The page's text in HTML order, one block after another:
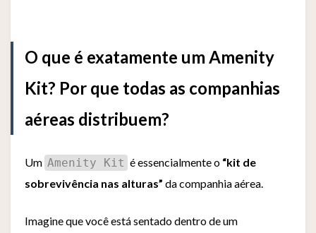
O que é exatamente um Amenity
Kit? Por que todas as companhias
aéreas distribuem?
Um Amenity Kit é essencialmente o “kit de
sobrevivência nas alturas” da companhia aérea.
Imagine que você está sentado dentro de um